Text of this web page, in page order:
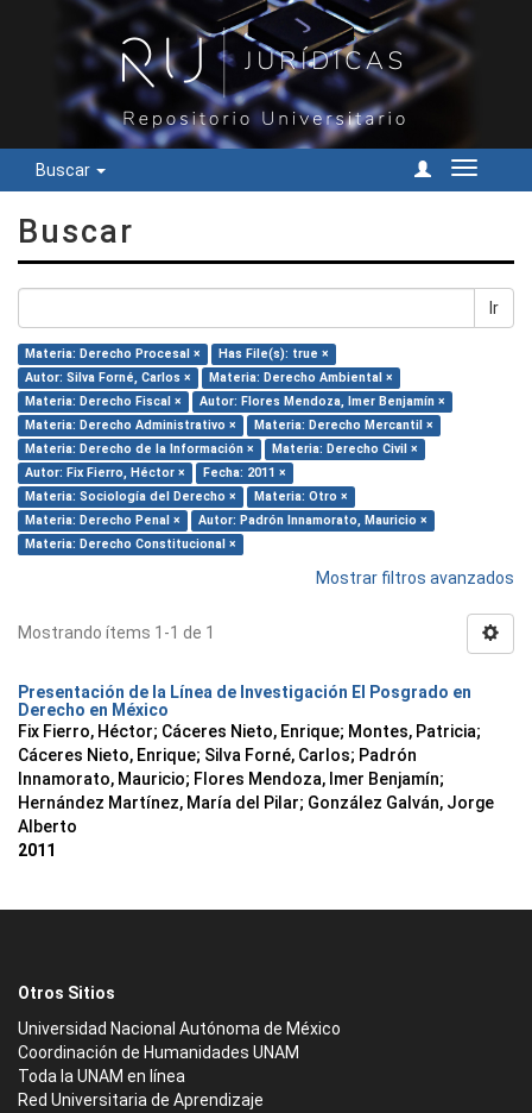
Buscar
Cambiar
Buscar
Ir
Materia: Derecho Procesal ×
Has File(s): true ×
Autor: Silva Forné, Carlos ×
Materia: Derecho Ambiental ×
Materia: Derecho Fiscal ×
Autor: Flores Mendoza, Imer Benjamín ×
Materia: Derecho Administrativo ×
Materia: Derecho Mercantil ×
Materia: Derecho de la Información ×
Materia: Derecho Civil ×
Autor: Fix Fierro, Héctor ×
Fecha: 2011 ×
Materia: Sociología del Derecho ×
Materia: Otro ×
Materia: Derecho Penal ×
Autor: Padrón Innamorato, Mauricio ×
Materia: Derecho Constitucional ×
Mostrar filtros avanzados
Mostrando ítems 1-1 de 1
Presentación de la Línea de Investigación El Posgrado en
Derecho en México
Fix Fierro, Héctor; Cáceres Nieto, Enrique; Montes, Patricia;
Cáceres Nieto, Enrique; Silva Forné, Carlos; Padrón
Innamorato, Mauricio; Flores Mendoza, Imer Benjamín;
Hernández Martínez, María del Pilar; González Galván, Jorge
Alberto
2011
Otros Sitios
Universidad Nacional Autónoma de México
Coordinación de Humanidades UNAM
Toda la UNAM en línea
Red Universitaria de Aprendizaje